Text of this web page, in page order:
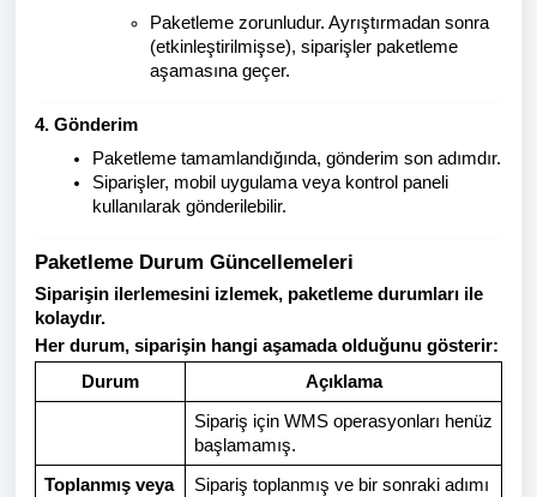
Paketleme zorunludur. Ayrıştırmadan sonra
(etkinleştirilmişse), siparişler paketleme
aşamasına geçer.
4. Gönderim
Paketleme tamamlandığında, gönderim son adımdır.
Siparişler, mobil uygulama veya kontrol paneli
kullanılarak gönderilebilir.
Paketleme Durum Güncellemeleri
Siparişin ilerlemesini izlemek, paketleme durumları ile
kolaydır.
Her durum, siparişin hangi aşamada olduğunu gösterir:
Durum
Açıklama
Sipariş için WMS operasyonları henüz
başlamamış.
Toplanmış veya
Sipariş toplanmış ve bir sonraki adımı